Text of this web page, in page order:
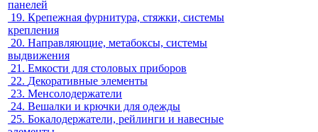
панелей
19. Крепежная фурнитура, стяжки, системы
крепления
20. Направляющие, метабоксы, системы
выдвижения
21. Емкости для столовых приборов
22. Декоративные элементы
23. Менсолодержатели
24. Вешалки и крючки для одежды
25. Бокалодержатели, рейлинги и навесные